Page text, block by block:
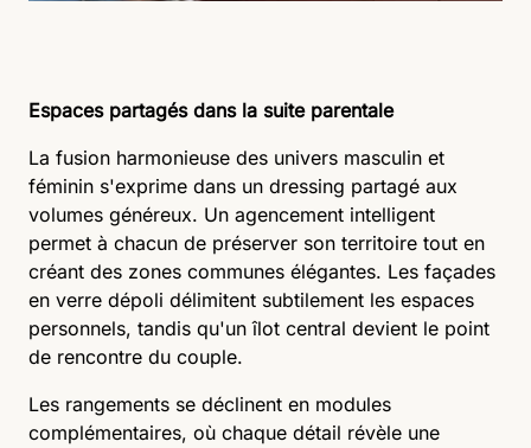
Espaces partagés dans la suite parentale
La fusion harmonieuse des univers masculin et
féminin s'exprime dans un dressing partagé aux
volumes généreux. Un agencement intelligent
permet à chacun de préserver son territoire tout en
créant des zones communes élégantes. Les façades
en verre dépoli délimitent subtilement les espaces
personnels, tandis qu'un îlot central devient le point
de rencontre du couple.
Les rangements se déclinent en modules
complémentaires, où chaque détail révèle une